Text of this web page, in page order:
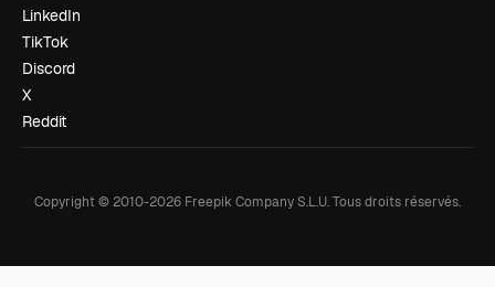
LinkedIn
TikTok
Discord
X
Reddit
Copyright © 2010-2026 Freepik Company S.L.U.Tous droits réservés.